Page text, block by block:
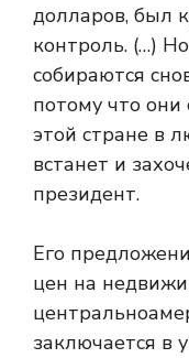
долларов, был
контроль. (…)
собираются
потому что они
этой стране в
встанет и
президент.
Его
цен на
заключается в